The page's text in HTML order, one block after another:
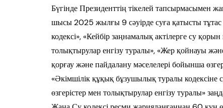
Бүгінде Президенттің тікелей тап­сыр­масымен
шысы 2025 жылғы 9 сәуірде суға қа­тыс­ты
кодексі», «Кей­бір заңнамалық актілерге су
толықтырулар енгізу ту­ралы», «Жер қойнауы
қорғау және пайдалану мәселелері бойын­ша
«Әкімшілік құқық бұ­зу­шылық туралы
өзгерістер мен толықтырулар енгізу тура­лы»